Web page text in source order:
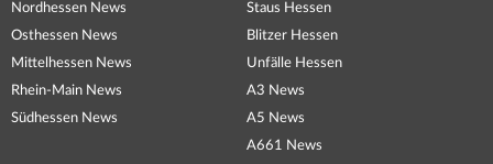
Nordhessen News
Osthessen News
Mittelhessen News
Rhein-Main News
Südhessen News
Staus Hessen
Blitzer Hessen
Unfälle Hessen
A3 News
A5 News
A661 News